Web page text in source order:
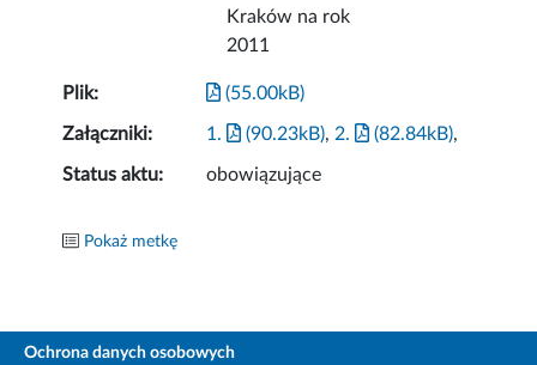
Kraków na rok
2011
Plik: (55.00kB)
Załączniki: 1. (90.23kB), 2. (82.84kB),
Status aktu: obowiązujące
Pokaż metkę
Ochrona danych osobowych